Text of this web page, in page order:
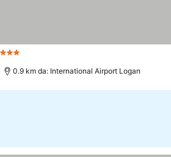
3 Stelle
0.9 km da: International Airport Logan